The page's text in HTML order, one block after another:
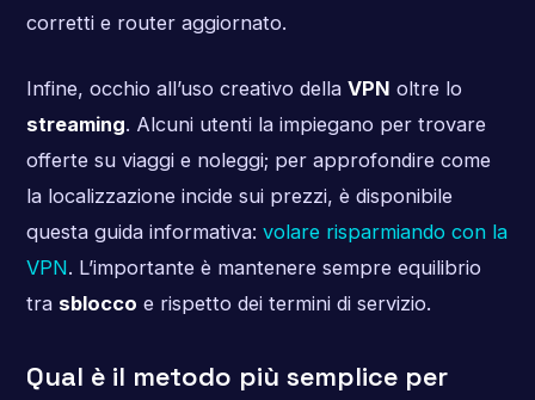
corretti e router aggiornato.
Infine, occhio all’uso creativo della VPN oltre lo
streaming. Alcuni utenti la impiegano per trovare
offerte su viaggi e noleggi; per approfondire come
la localizzazione incide sui prezzi, è disponibile
questa guida informativa: volare risparmiando con la
VPN. L’importante è mantenere sempre equilibrio
tra sblocco e rispetto dei termini di servizio.
Qual è il metodo più semplice per